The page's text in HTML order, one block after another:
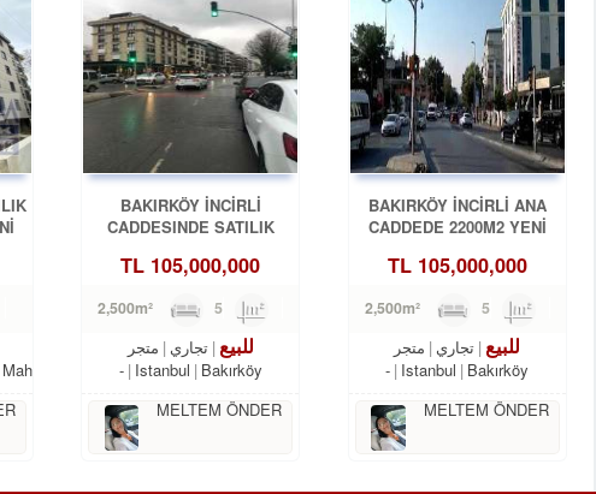
BAKIRKÖY İNCİRLİ ANA
CADDEDE 2200M2 YENİ
TL105,000,000
5
للبيع تجاري متجر
Istanbul Bakırköy
-
MELTEM ÖNDER
BAKIRKÖY İNCİRLİ
CADDESINDE SATILIK
TL 105,000,000
5
للبيع تجاري متجر
Istanbul Bakırköy
-
MELTEM ÖNDER